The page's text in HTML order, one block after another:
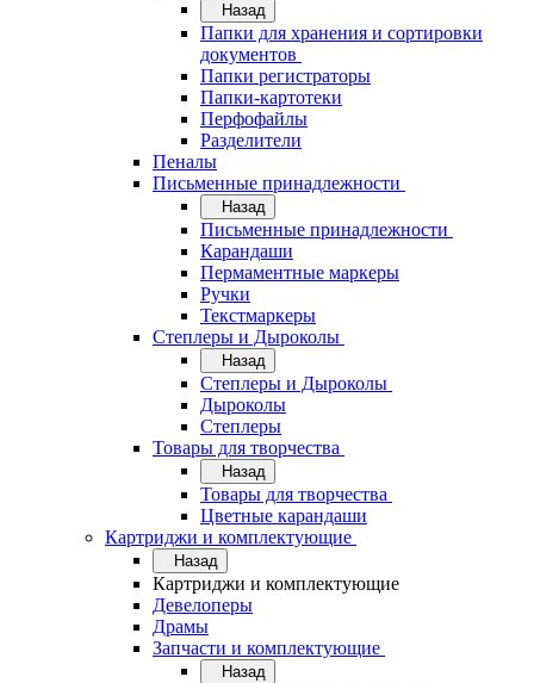
Назад
Папки для хранения и сортировки
документов
Папки регистраторы
Папки-картотеки
Перфофайлы
Разделители
Пеналы
Письменные принадлежности
Назад
Письменные принадлежности
Карандаши
Пермаментные маркеры
Ручки
Текстмаркеры
Степлеры и Дыроколы
Назад
Степлеры и Дыроколы
Дыроколы
Степлеры
Товары для творчества
Назад
Товары для творчества
Цветные карандаши
Картриджи и комплектующие
Назад
Картриджи и комплектующие
Девелоперы
Драмы
Запчасти и комплектующие
Назад